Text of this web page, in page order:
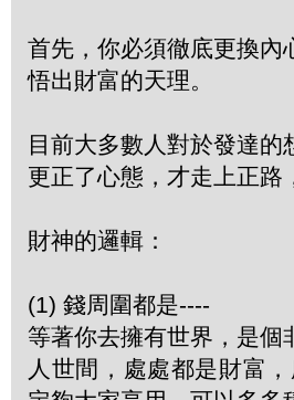
首先，你必須徹底更換內
悟出財富的天理。
目前大多數人對於發達的
更正了心態，才走上正路
財神的邏輯：
(1) 錢周圍都是----
等著你去擁有世界，是個
人世間，處處都是財富